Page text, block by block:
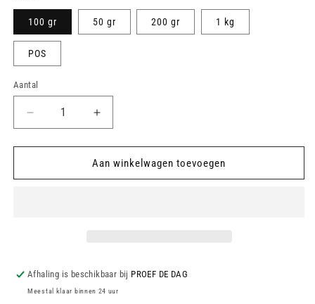
100 gr 50 gr 200 gr 1 kg
POS
Aantal
Aantal
verlagen
voor
Thee
Aantal
verhogen
voor
Zwarte
Thee
Aan winkelwagen toevoegen
Afhaling is beschikbaar bij PROEF DE DAG
Meestal klaar binnen 24 uur